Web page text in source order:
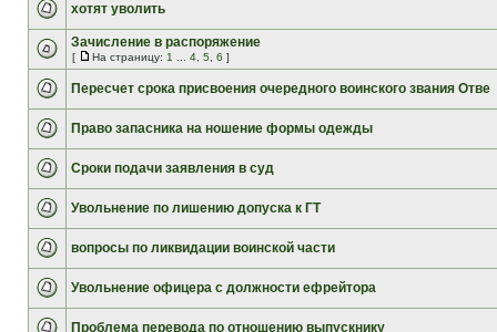
хотят уволить
Зачисление в распоряжение
[ На страницу: 1 4 5 6 ]
Пересчет срока присвоения очередного воинского звания Отве
Право запасника на ношение формы одежды
Сроки подачи заявления в суд
Увольнение по лишению допуска к ГТ
вопросы по ликвидации воинской части
Увольнение офицера с должности ефрейтора
Проблема перевода по отношению выпускнику